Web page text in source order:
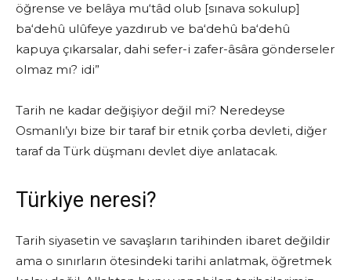
öğrense ve belâya mu‘tâd olub [sınava sokulup]
ba‘dehû ulûfeye yazdırub ve ba‘dehû ba‘dehû
kapuya çıkarsalar, dahi sefer-i zafer-âsâra gönderseler
olmaz mı? idi”
Tarih ne kadar değişiyor değil mi? Neredeyse
Osmanlı’yı bize bir taraf bir etnik çorba devleti, diğer
taraf da Türk düşmanı devlet diye anlatacak.
Türkiye neresi?
Tarih siyasetin ve savaşların tarihinden ibaret değildir
ama o sınırların ötesindeki tarihi anlatmak, öğretmek